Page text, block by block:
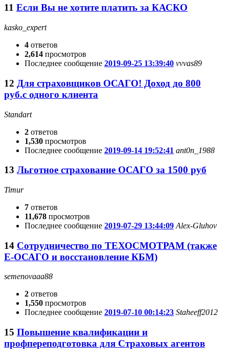
11 Если Вы не хотите платить за КАСКО
kasko_expert
4 ответов
2,614 просмотров
Последнее сообщение 2019-09-25 13:39:40 vvvas89
12 Для страховщиков ОСАГО! Доход до 800
руб.с одного клиента
Standart
2 ответов
1,530 просмотров
Последнее сообщение 2019-09-14 19:52:41 ant0n_1988
13 Льготное страхование ОСАГО за 1500 руб
Timur
7 ответов
11,678 просмотров
Последнее сообщение 2019-07-29 13:44:09 Alex-Gluhov
14 Сотрудничество по ТЕХОСМОТРАМ (также
Е-ОСАГО и восстановление КБМ)
semenovaaa88
2 ответов
1,550 просмотров
Последнее сообщение 2019-07-10 00:14:23 Staheeff2012
15 Повышение квалификации и
профпереподготовка для Страховых агентов